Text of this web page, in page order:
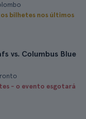
bilhetes nos últimos
vs. Columbus Blue
- o evento esgotará